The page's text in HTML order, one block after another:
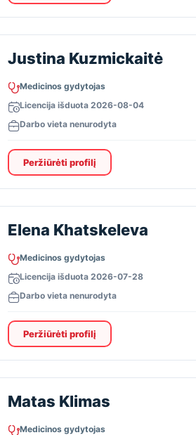
Justina Kuzmickaitė
Medicinos gydytojas
Licencija išduota 2026-08-04
Darbo vieta nenurodyta
Peržiūrėti profilį
Elena Khatskeleva
Medicinos gydytojas
Licencija išduota 2026-07-28
Darbo vieta nenurodyta
Peržiūrėti profilį
Matas Klimas
Medicinos gydytojas